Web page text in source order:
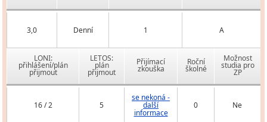
3,0 Denní 1 A
LONI:
přihlášení/plán
přijmout
LETOS:
plán
přijmout
Přijímací
zkouška
Roční
školné
Možnost
studia pro
ZP
16 / 2 5
se nekoná -
další
informace
0 Ne